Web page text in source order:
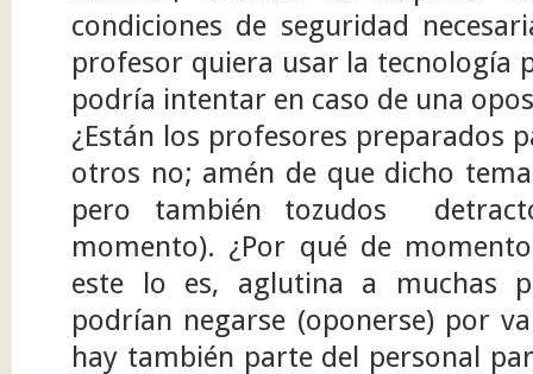
condiciones de seguridad
profesor quiera usar la tecnología
podría intentar en caso de una
¿Están los profesores preparados
otros no; amén de que dicho
pero también tozudos
momento). ¿Por qué de
este lo es, aglutina a muchas
podrían negarse (oponerse) por
hay también parte del personal